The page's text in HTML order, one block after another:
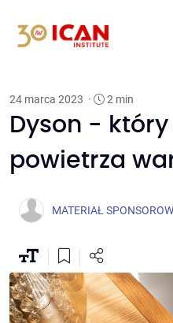
24 marca 2023 · 2 min
Dyson - który
powietrza
MATERIAŁ